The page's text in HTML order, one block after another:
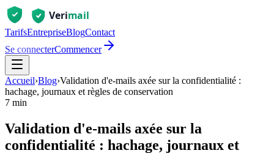
TarifsEntrepriseBlogContact
Se connecterCommencer
Accueil›Blog›Validation d'e-mails axée sur la confidentialité :
hachage, journaux et règles de conservation
7 min
Validation d'e-mails axée sur la
confidentialité : hachage, journaux et